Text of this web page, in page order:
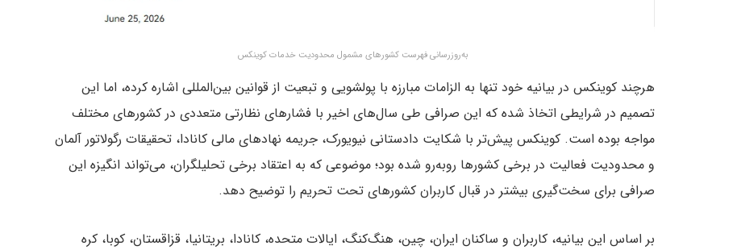
به‌روزرسانی فهرست کشورهای مشمول محدودیت خدمات کوینکس
هرچند کوینکس در بیانیه خود تنها به الزامات مبارزه با پولشویی و تبعیت از قوانین بین‌المللی اشاره کرده، اما این
تصمیم در شرایطی اتخاذ شده که این صرافی طی سال‌های اخیر با فشارهای نظارتی متعددی در کشورهای مختلف
مواجه بوده است. کوینکس پیش‌تر با شکایت دادستانی نیویورک، جریمه نهادهای مالی کانادا، تحقیقات رگولاتور آلمان
و محدودیت فعالیت در برخی کشورها روبه‌رو شده بود؛ موضوعی که به اعتقاد برخی تحلیلگران، می‌تواند انگیزه این
صرافی برای سخت‌گیری بیشتر در قبال کاربران کشورهای تحت تحریم را توضیح دهد.
بر اساس این بیانیه، کاربران و ساکنان ایران، چین، هنگ‌کنگ، ایالات متحده، کانادا، بریتانیا، قزاقستان، کوبا، کره